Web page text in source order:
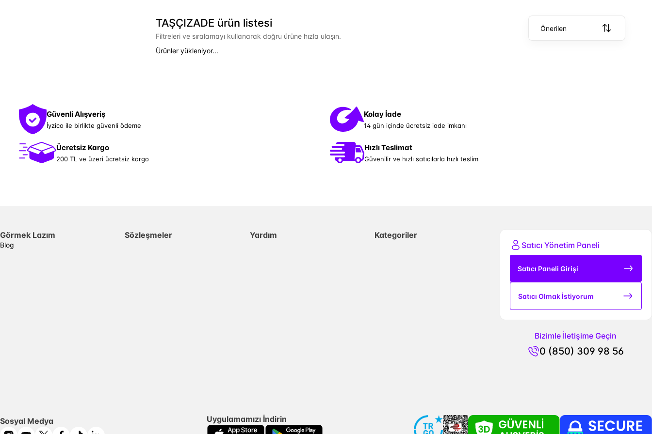
TAŞÇIZADE ürün listesi
Filtreleri ve sıralamayı kullanarak doğru ürüne hızla ulaşın.
Önerilen
Ürünler yükleniyor...
Güvenli Alışveriş
İyzico ile birlikte güvenli ödeme
Kolay İade
14 gün içinde ücretsiz iade imkanı
Ücretsiz Kargo
200 TL ve üzeri ücretsiz kargo
Hızlı Teslimat
Güvenilir ve hızlı satıcılarla hızlı teslim
Görmek Lazım
Blog
Sözleşmeler Yardım
Kategoriler
Satıcı Yönetim Paneli
Satıcı Paneli Girişi
Satıcı Olmak İstiyorum
Bizimle İletişime Geçin
0 (850) 309 98 56
Sosyal Medya Uygulamamızı İndirin